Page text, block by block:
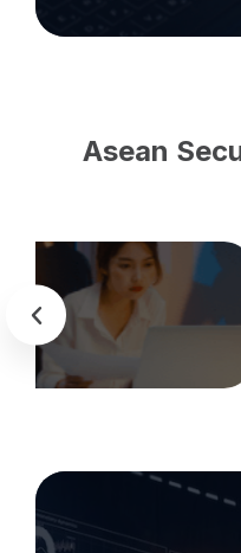
Asean
WEB